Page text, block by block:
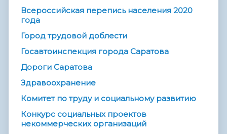
Всероссийская перепись населения 2020
года
Город трудовой доблести
Госавтоинспекция города Саратова
Дороги Саратова
Здравоохранение
Комитет по труду и социальному развитию
Конкурс социальных проектов
некоммерческих организаций